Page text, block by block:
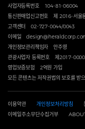
사업자등록번호
104-81-06004
통신판매업신고번호
제 2016-서울
고객센터
02-727-0044/0043
이메일
개인정보관리책임자
안주영
관광사업자 등록번호
제2017-
영업보증보험
2억원 가입
모든 콘텐츠는 저작권법의 보호를 받
이용약관 개인정보처리방침
이메일주소무단수집거부